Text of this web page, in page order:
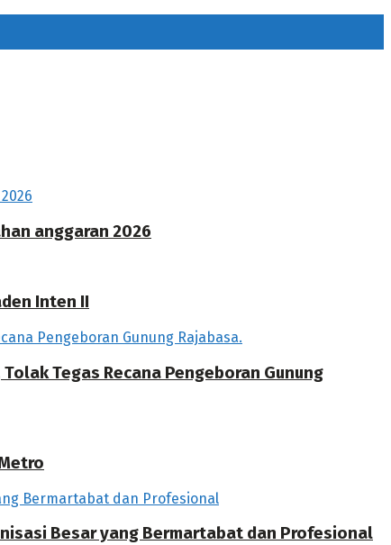
anggaran 2026
Inten II
Tegas Recana Pengeboran Gunung
Besar yang Bermartabat dan Profesional